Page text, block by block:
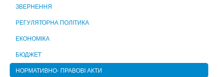
ВИКОНАВЧІ ОРГАНИ МІСЬКОЇ РАДИ
ЗВЕРНЕННЯ
РЕГУЛЯТОРНА ПОЛІТИКА
ЕКОНОМІКА
БЮДЖЕТ
НОРМАТИВНО- ПРАВОВІ АКТИ